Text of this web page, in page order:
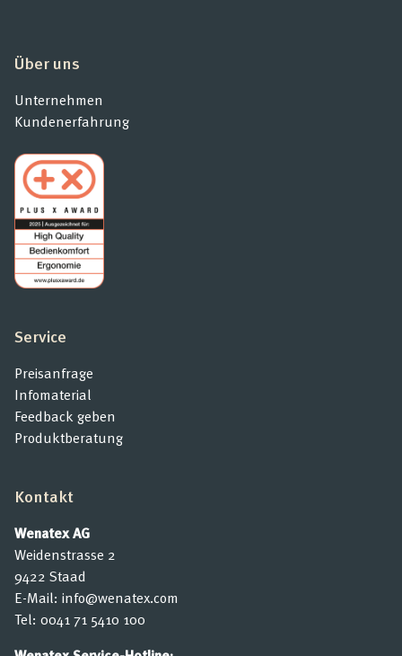
Über uns
Unternehmen
Kundenerfahrung
Service
Preisanfrage
Infomaterial
Feedback geben
Produktberatung
Kontakt
Wenatex AG
Weidenstrasse 2
9422 Staad
E-Mail: info@wenatex.com
Tel: 0041 71 5410 100